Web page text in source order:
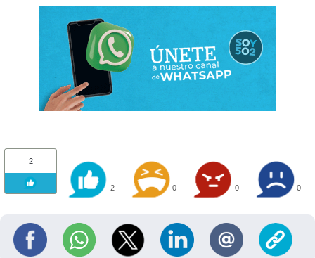
2
2 0 0 0